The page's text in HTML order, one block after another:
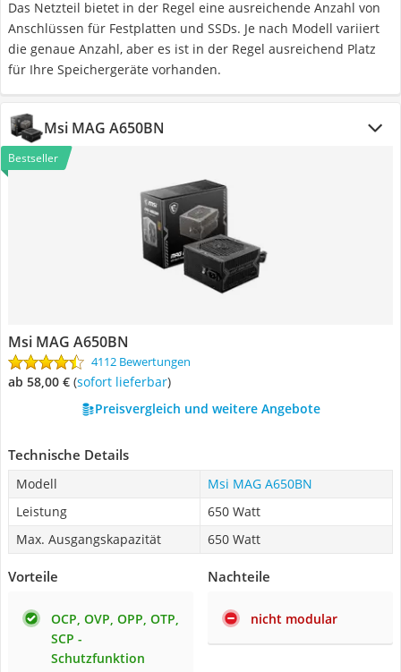
Das Netzteil bietet in der Regel eine ausreichende Anzahl von
Anschlüssen für Festplatten und SSDs. Je nach Modell variiert
die genaue Anzahl, aber es ist in der Regel ausreichend Platz
für Ihre Speichergeräte vorhanden.
Msi MAG A650BN
Bestseller
Msi MAG A650BN
4112 Bewertungen
ab 58,00 € ( Sofort lieferbar)
Preisvergleich und weitere Angebote
Technische Details
Modell
Msi MAG A650BN
Leistung
650 Watt
Max. Ausgangskapazität
650 Watt
Vorteile
OCP, OVP, OPP, OTP,
SCP -
Schutzfunktion
Nachteile
nicht modular